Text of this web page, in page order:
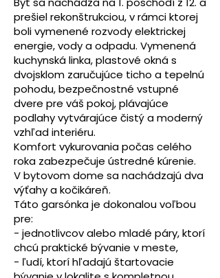
prešiel rekonštrukciou, v rámci ktorej
boli vymenené rozvody elektrickej
energie, vody a odpadu. Vymenená
kuchynská linka, plastové okná s
dvojsklom zaručujúce ticho a tepelnú
pohodu, bezpečnostné vstupné
dvere pre váš pokoj, plávajúce
podlahy vytvárajúce čistý a moderný
vzhľad interiéru.
Komfort vykurovania počas celého
roka zabezpečuje ústredné kúrenie.
V bytovom dome sa nachádzajú dva
výťahy a kočikáreň.
Táto garsónka je dokonalou voľbou
pre:
- jednotlivcov alebo mladé páry, ktorí
chcú praktické bývanie v meste,
- ľudí, ktorí hľadajú štartovacie